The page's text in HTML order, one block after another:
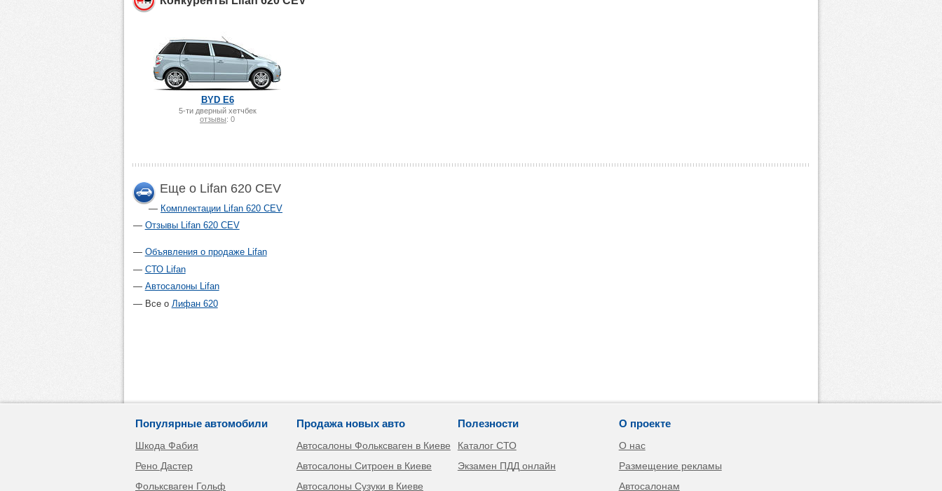
BYD E6
5-ти дверный хетчбек
отзывы: 0
Еще о Lifan 620 CEV
Комплектации Lifan 620 CEV
Отзывы Lifan 620 CEV
Объявления о продаже Lifan
СТО Lifan
Автосалоны Lifan
Все о Лифан 620
Популярные автомобили
Шкода Фабия
Рено Дастер
Фольксваген Гольф
Продажа новых авто
Автосалоны Фольксваген в Киеве
Автосалоны Ситроен в Киеве
Автосалоны Сузуки в Киеве
Полезности
Каталог СТО
Экзамен ПДД онлайн
О проекте
О нас
Размещение рекламы
Автосалонам